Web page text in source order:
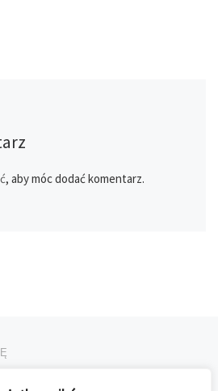
, aby móc dodać komentarz.